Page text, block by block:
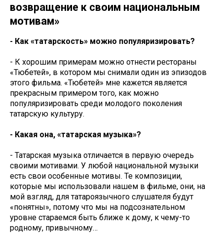
возвращение к своим национальным
мотивам»
- Как «татарскость» можно популяризировать?
- К хорошим примерам можно отнести рестораны
«Тюбетей», в котором мы снимали один из эпизодов
этого фильма. «Тюбетей» мне кажется является
прекрасным примером того, как можно
популяризировать среди молодого поколения
татарскую культуру.
- Какая она, «татарская музыка»?
- Татарская музыка отличается в первую очередь
своими мотивами. У любой национальной музыки
есть свои особенные мотивы. Те композиции,
которые мы использовали нашем в фильме, они, на
мой взгляд, для татароязычного слушателя будут
«понятны», потому что мы на подсознательном
уровне стараемся быть ближе к дому, к чему-то
родному, привычному…